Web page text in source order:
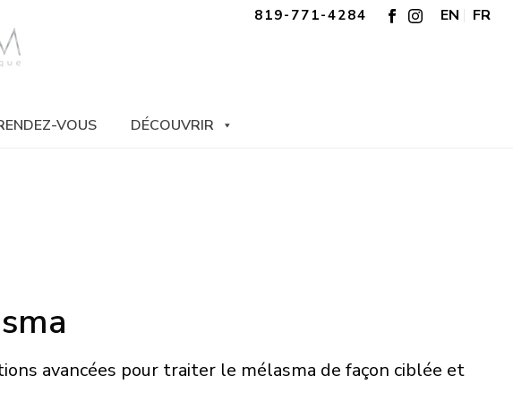
EN FR
819-771-4284
VOUS DÉCOUVRIR
avancées pour traiter le mélasma de façon ciblée et